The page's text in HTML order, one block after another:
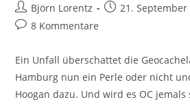
Beitrags-
Autor:
Björn Lorentz
Beitrag21. September
Beitrags-
8 Kommentare
Ein Unfall überschattet die
Hamburg nun ein Perle oder nicht
Hoogan dazu. Und wird es OC